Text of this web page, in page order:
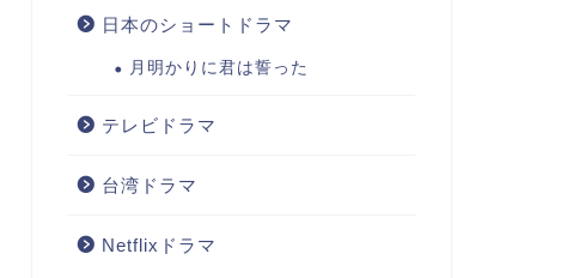
日本のショートドラマ
月明かりに君は誓った
テレビドラマ
台湾ドラマ
Netflixドラマ